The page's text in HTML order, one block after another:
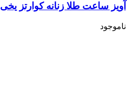
آویز ساعت طلا زنانه کوارتز یخی
ناموجود